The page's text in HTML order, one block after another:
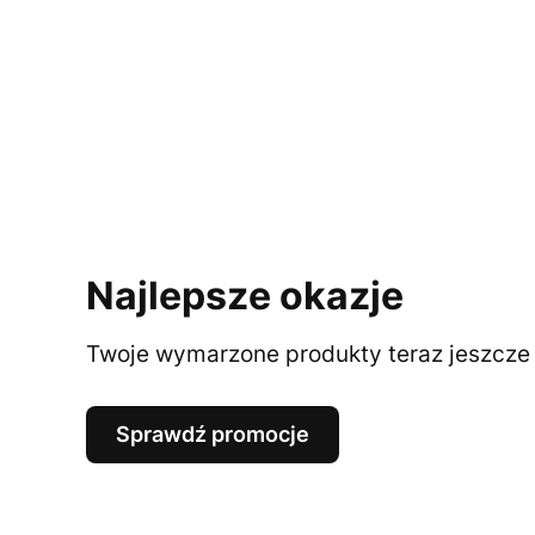
Najlepsze okazje
Twoje wymarzone produkty teraz
Sprawdź promocje